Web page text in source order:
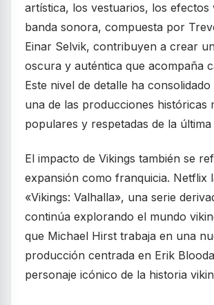
artística, los vestuarios, los efectos
banda sonora, compuesta por
Einar Selvik, contribuyen a crear
oscura y auténtica que acompaña
Este nivel de detalle ha
una de las producciones históricas
populares y respetadas de la última
El impacto de Vikings también se
expansión como franquicia. Netflix
«Vikings: Valhalla», una serie
continúa explorando el mundo
que Michael Hirst trabaja en una
producción centrada en Erik
personaje icónico de la historia